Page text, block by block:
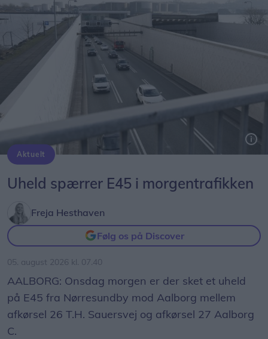
Aktuelt
Uheld spærrer E45 i morgentrafikken
Freja Hesthaven
Følg os på Discover
05. august 2026 kl. 07.40
AALBORG: Onsdag morgen er der sket et uheld
på E45 fra Nørresundby mod Aalborg mellem
afkørsel 26 T.H. Sauersvej og afkørsel 27 Aalborg
C.